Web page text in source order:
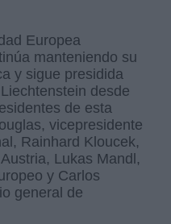
Europea
manteniendo su
y sigue presidida
desde
de esta
vicepresidente
Rainhard Kloucek,
Lukas Mandl,
y Carlos
general de